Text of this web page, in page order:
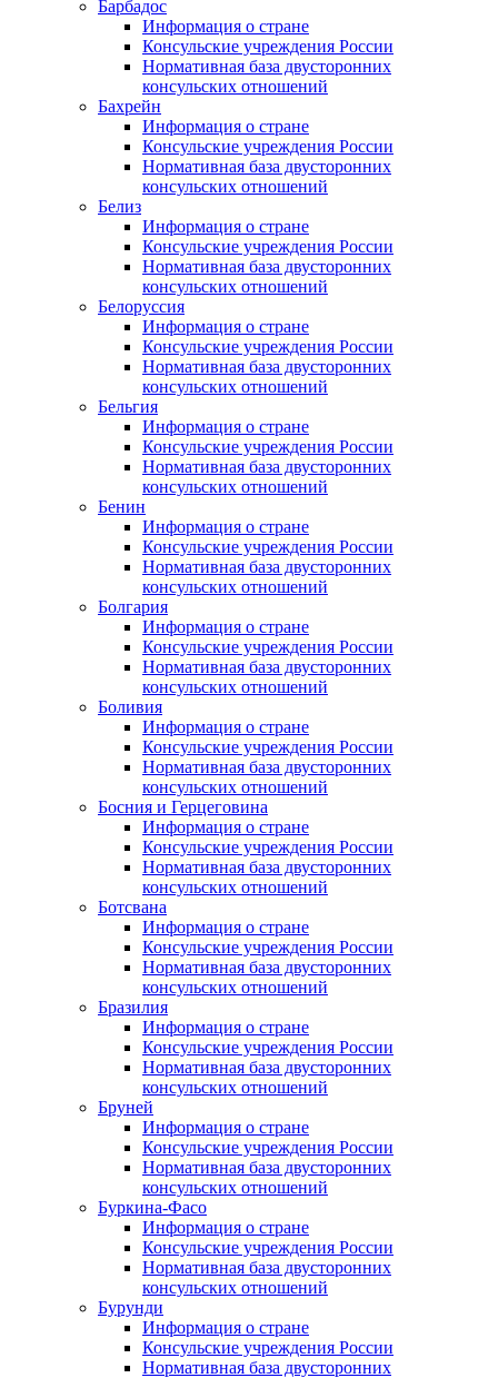
Барбадос
Информация о стране
Консульские учреждения России
Нормативная база двусторонних
консульских отношений
Бахрейн
Информация о стране
Консульские учреждения России
Нормативная база двусторонних
консульских отношений
Белиз
Информация о стране
Консульские учреждения России
Нормативная база двусторонних
консульских отношений
Белоруссия
Информация о стране
Консульские учреждения России
Нормативная база двусторонних
консульских отношений
Бельгия
Информация о стране
Консульские учреждения России
Нормативная база двусторонних
консульских отношений
Бенин
Информация о стране
Консульские учреждения России
Нормативная база двусторонних
консульских отношений
Болгария
Информация о стране
Консульские учреждения России
Нормативная база двусторонних
консульских отношений
Боливия
Информация о стране
Консульские учреждения России
Нормативная база двусторонних
консульских отношений
Босния и Герцеговина
Информация о стране
Консульские учреждения России
Нормативная база двусторонних
консульских отношений
Ботсвана
Информация о стране
Консульские учреждения России
Нормативная база двусторонних
консульских отношений
Бразилия
Информация о стране
Консульские учреждения России
Нормативная база двусторонних
консульских отношений
Бруней
Информация о стране
Консульские учреждения России
Нормативная база двусторонних
консульских отношений
Буркина-Фасо
Информация о стране
Консульские учреждения России
Нормативная база двусторонних
консульских отношений
Бурунди
Информация о стране
Консульские учреждения России
Нормативная база двусторонних